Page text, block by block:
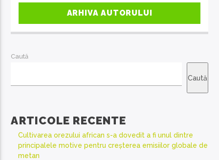
ARHIVA AUTORULUI
Caută
Caută
ARTICOLE RECENTE
Cultivarea orezului african s-a dovedit a fi unul dintre
principalele motive pentru creșterea emisiilor globale de
metan